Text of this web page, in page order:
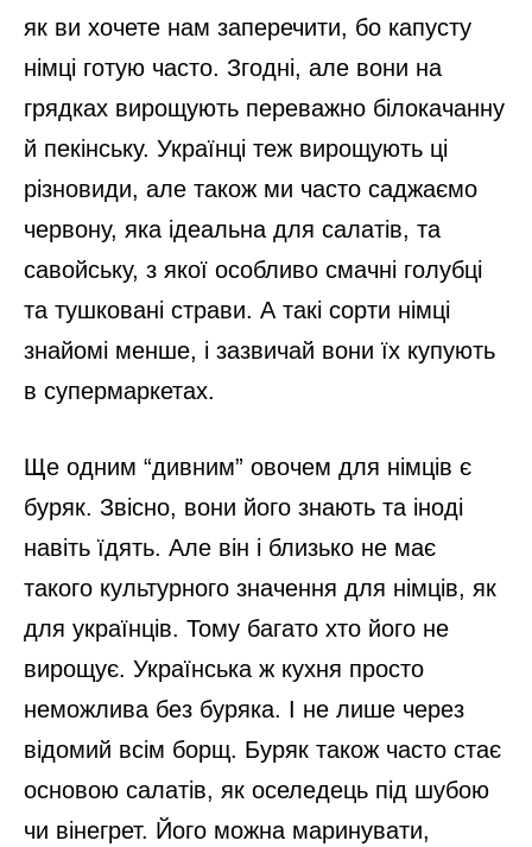
як ви хочете нам заперечити, бо капусту
німці готую часто. Згодні, але вони на
грядках вирощують переважно білокачанну
й пекінську. Українці теж вирощують ці
різновиди, але також ми часто саджаємо
червону, яка ідеальна для салатів, та
савойську, з якої особливо смачні голубці
та тушковані страви. А такі сорти німці
знайомі менше, і зазвичай вони їх купують
в супермаркетах.
Ще одним “дивним” овочем для німців є
буряк. Звісно, вони його знають та іноді
навіть їдять. Але він і близько не має
такого культурного значення для німців, як
для українців. Тому багато хто його не
вирощує. Українська ж кухня просто
неможлива без буряка. І не лише через
відомий всім борщ. Буряк також часто стає
основою салатів, як оселедець під шубою
чи вінегрет. Його можна маринувати,